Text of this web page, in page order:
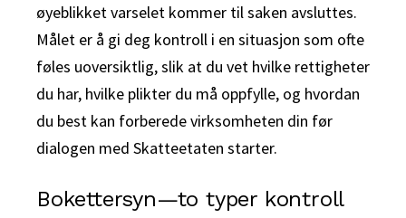
øyeblikket varselet kommer til saken avsluttes.
Målet er å gi deg kontroll i en situasjon som ofte
føles uoversiktlig, slik at du vet hvilke rettigheter
du har, hvilke plikter du må oppfylle, og hvordan
du best kan forberede virksomheten din før
dialogen med Skatteetaten starter.
Bokettersyn—to typer kontroll